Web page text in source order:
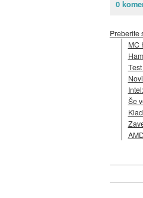
0
Preberite
MC
Še